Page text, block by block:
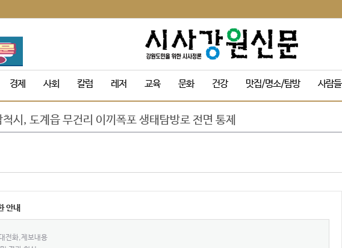
경제 사회 칼럼 레저 교육 문화 건강 맛집/명소/탐방 사람들
정선군, 아우라지 뗏목 및 막걸리 축제
척시, 도계읍 무건리 이끼폭포 생태탐방로 전면 통제
은선, 장분남, 최원규 '3인 전시회'
선 9기 횡성군수직 인수위, 활동백서 발간…‘관광 500만 시대’ 청사진 담아
선군, 아우라지 뗏목 및 막걸리 축제
안내
전화,제보내용